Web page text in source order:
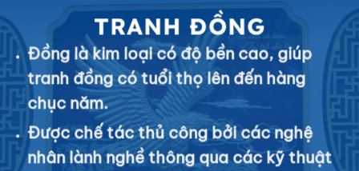
TRANH ĐỒNG
Đồng là kim loại có độ bền cao, giúp
tranh đồng có tuổi thọ lên đến hàng
chục năm.
Được chế tác thủ công bởi các nghệ
nhân lành nghề thông qua các kỹ thuật